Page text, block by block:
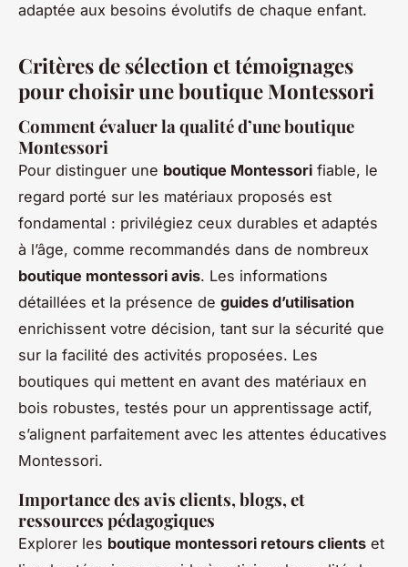
adaptée aux besoins évolutifs de chaque enfant.
Critères de sélection et témoignages
pour choisir une boutique Montessori
Comment évaluer la qualité d’une boutique
Montessori
Pour distinguer une boutique Montessori fiable, le
regard porté sur les matériaux proposés est
fondamental : privilégiez ceux durables et adaptés
à l’âge, comme recommandés dans de nombreux
boutique montessori avis. Les informations
détaillées et la présence de guides d’utilisation
enrichissent votre décision, tant sur la sécurité que
sur la facilité des activités proposées. Les
boutiques qui mettent en avant des matériaux en
bois robustes, testés pour un apprentissage actif,
s’alignent parfaitement avec les attentes éducatives
Montessori.
Importance des avis clients, blogs, et
ressources pédagogiques
Explorer les boutique montessori retours clients et